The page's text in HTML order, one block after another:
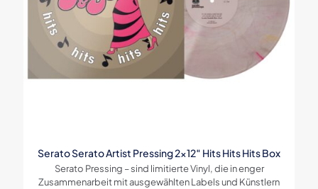
Serato Serato Artist Pressing 2×12″ Hits Hits Hits Box
Serato Pressing – sind limitierte Vinyl, die in enger
Zusammenarbeit mit ausgewählten Labels und Künstlern